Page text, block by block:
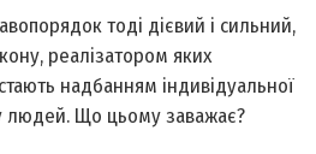
тоді дієвий і сильний,
реалізатором яких
надбанням індивідуальної
людей. Що цьому заважає?